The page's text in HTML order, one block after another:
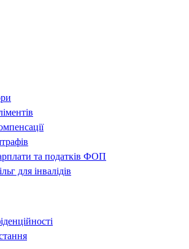
та податків ФОП
для інвалідів